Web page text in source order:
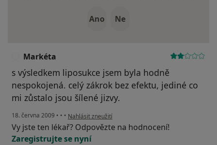
Ano Ne
Markéta
s výsledkem liposukce jsem byla hodně
nespokojená. celý zákrok bez efektu, jediné co
mi zůstalo jsou šílené jizvy.
18. června 2009 • • • podle názoru uživatele Markéta
Nahlásit zneužití
Vy jste ten lékař? Odpovězte na hodnocení!
Zaregistrujte se nyní